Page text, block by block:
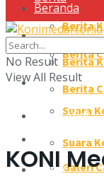
Berita
Berita
Profil Atlet
Suara
Galeri
Galeri
Beranda
Berita
Berita
Berita
Profil Atlet
Suara
Galeri
No Result
View All Result
KONI